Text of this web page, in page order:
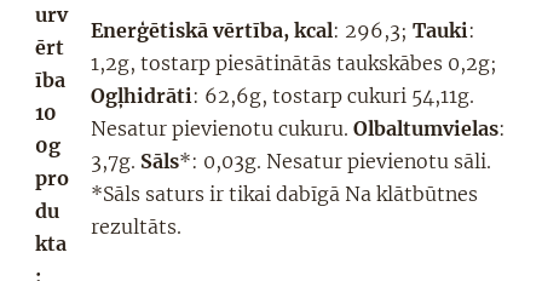
urv
ērt
ība
10
0g
pro
du
kta
:
Enerģētiskā vērtība, kcal: 296,3; Tauki :
1,2g, tostarp piesātinātās taukskābes 0,2g;
Ogļhidrāti : 62,6g, tostarp cukuri 54,11g.
Nesatur pievienotu cukuru. Olbaltumvielas:
3,7g. Sāls*: 0,03g. Nesatur pievienotu sāli.
*Sāls saturs ir tikai dabīgā Na klātbūtnes
rezultāts.